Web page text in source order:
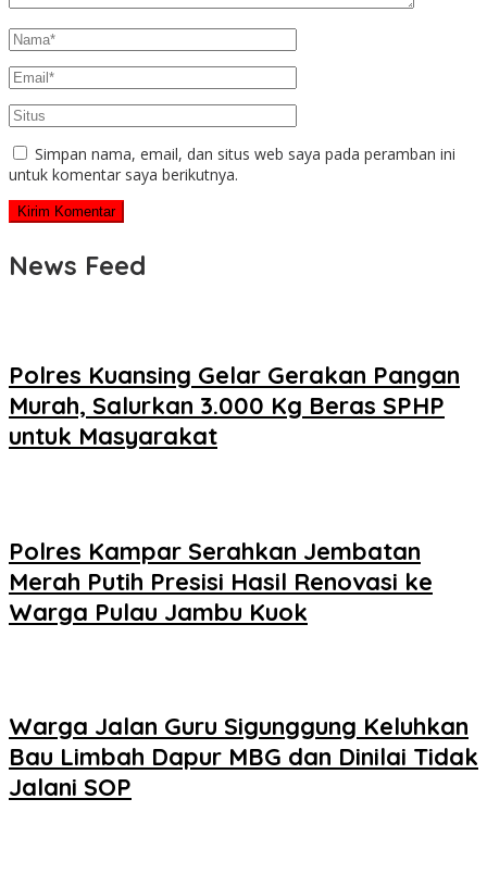
Simpan nama, email, dan situs web saya pada peramban ini
untuk komentar saya berikutnya.
News Feed
Polres Kuansing Gelar Gerakan Pangan
Murah, Salurkan 3.000 Kg Beras SPHP
untuk Masyarakat
Polres Kampar Serahkan Jembatan
Merah Putih Presisi Hasil Renovasi ke
Warga Pulau Jambu Kuok
Warga Jalan Guru Sigunggung Keluhkan
Bau Limbah Dapur MBG dan Dinilai Tidak
Jalani SOP